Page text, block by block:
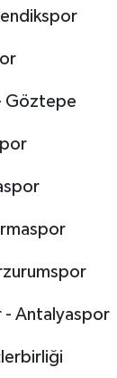
Göztepe
- Antalyaspor